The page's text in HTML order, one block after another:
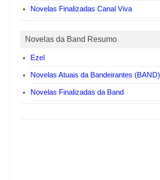
Novelas Finalizadas Canal Viva
Novelas da Band Resumo
Ezel
Novelas Atuais da Bandeirantes (BAND)
Novelas Finalizadas da Band